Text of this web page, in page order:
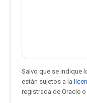
Salvo que se indique
están sujetos a la
registrada de Oracle